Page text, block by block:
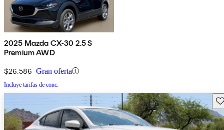
2025 Mazda CX-30 2.5 S
Premium AWD
$26,586 Gran oferta
Incluye tarifas de conc.